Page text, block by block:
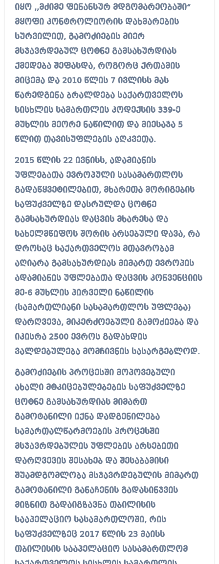
იყო ,,მძიმე ფინანსურ მდგომარეობაში“
მყოფი კონტროლიორის დახმარების
სურვილით, გამოძიების მიერ
მსჯავრდებულ ცოტნე გამსახურდიას
ქმედება შეფასდა, როგორც ქრთამის
მიცემა და 2010 წლის 7 ივლისს მას
წარედგინა ბრალდება საქართველოს
სისხლის სამართლის კოდექსის 339-ე
მუხლის მეორე ნაწილით და მიესაჯა 5
წლით თავისუფლების აღკვეთა.
2015 წლის 22 ივნისს, ადამიანის
უფლებათა ევროპული სასამართლოს
გადაწყვეტილებით, მხარეთა მორიგების
საფუძველზე დასრულდა ცოტნე
გამსახურდიას დაცვის მხარესა და
სახელმწიფოს შორის არსებული დავა, რა
დროსაც საქართველოს მთავრობამ
აღიარა გამსახურდიას მიმართ ევროპის
ადამიანის უფლებათა დაცვის კონვენციის
მე-6 მუხლის პირველი ნაწილის
(სამართლიანი სასამართლოს უფლება)
დარღვევა, მიკერძოებული გამოძიება და
იკისრა 2500 ევროს გადახდის
ვალდებულება მომჩივნის სასარგებლოდ.
გამოძიების პროცესში მოპოვებული
ახალი მტკიცებულებების საფუძველზე
ცოტნე გამსახურდიას მიმართ
გამოტანილი იქნა დადგენილება
სამართალწარმოების პროცესში
მსჯავრდებულის უფლების არსებითი
დარღვევის შესახებ და შესაბამისი
შუამდგომლობა მსჯავრდებულის მიმართ
გამოტანილი განაჩენის გადასინჯვის
მიზნით გადაიგზავნა თბილისის
სააპელაციო სასამართლოში, რის
საფუძველზეც 2017 წლის 23 მაისს
თბილისის სააპელაციო სასამართლომ